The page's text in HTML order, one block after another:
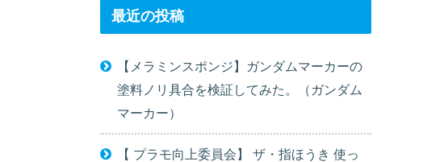
最近の投稿
【メラミンスポンジ】ガンダムマーカーの
塗料ノリ具合を検証してみた。（ガンダム
マーカー）
【 プラモ向上委員会】 ザ・指ほうき 使っ